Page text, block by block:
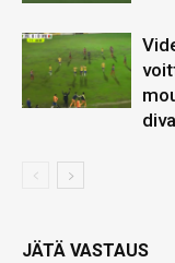
JÄTÄ VASTAUS